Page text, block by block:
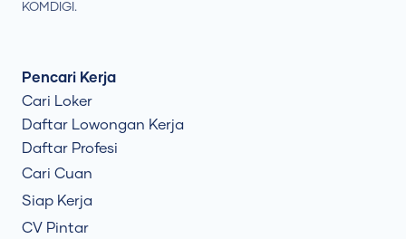
KOMDIGI.
Pencari Kerja
Cari Loker
Daftar Lowongan Kerja
Daftar Profesi
Cari Cuan
Siap Kerja
CV Pintar